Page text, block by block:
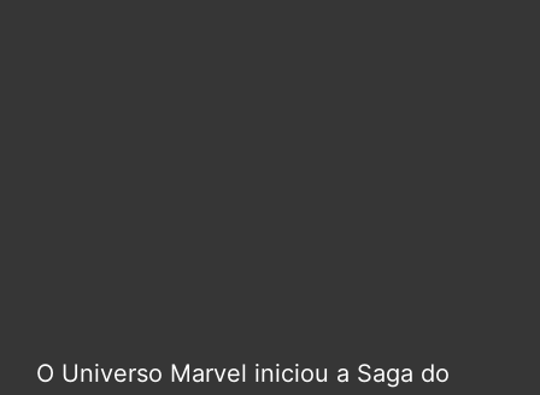
O Universo Marvel iniciou a Saga do